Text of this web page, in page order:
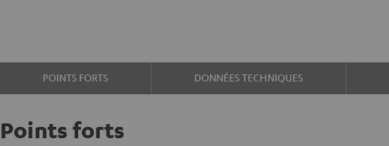
POINTS FORTS DONNÉES TECHNIQUES
Points forts